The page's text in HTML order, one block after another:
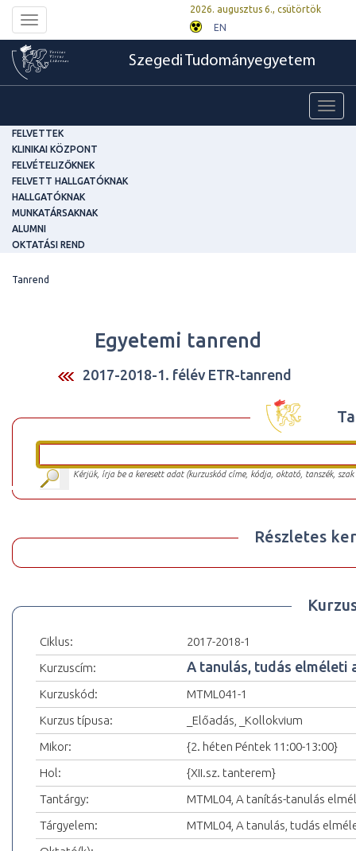
Toggle
navigation
2026. augusztus 6., csütörtök
EN
Szegedi Tudományegyetem
FELVETTEK
KLINIKAI KÖZPONT
FELVÉTELIZŐKNEK
FELVETT HALLGATÓKNAK
HALLGATÓKNAK
MUNKATÁRSAKNAK
ALUMNI
OKTATÁSI REND
Tanrend
Egyetemi tanrend
2017-2018-1. félév ETR-tanrend
Kérjük, írja be a keresett adat (kurzuskód címe, kódja, oktató, tanszék,
Részletes
Ciklus:
2017-2018-1
Kurzuscím:
A tanulás, tudás elméleti
Kurzuskód:
MTML041-1
Kurzus típusa:
_Előadás, _Kollokvium
Mikor:
{2. héten Péntek 11:00-13:00}
Hol:
{XII.sz. tanterem}
Tantárgy:
MTML04, A tanítás-tanulás
Tárgyelem:
MTML04, A tanulás, tudás